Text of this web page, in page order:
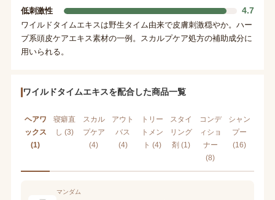
低刺激性 4.7
ワイルドタイムエキスは野生タイム由来で皮膚刺激穏やか。ハー
ブ系頭皮ケアエキス素材の一例。スカルプケア処方の補助成分に
用いられる。
ワイルドタイムエキスを配合した商品一覧
ヘアワ
ックス
(1)
寝癖直
し (3)
スカル
プケア
(4)
アウト
バス
(4)
トリー
トメン
ト (4)
スタイ
リング
剤 (1)
コンデ
ィショ
ナー
(8)
シャン
プー
(16)
マンダム